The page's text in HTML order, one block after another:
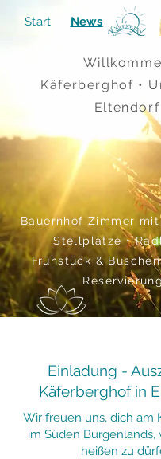
Start News
Käferberghof •
Eltendorf
Bauernhof Zimmer mit
Stellplätze •
Frühstück &
Einladung -
Käferberghof in
Wir freuen uns, dich am
im Süden
heißen zu